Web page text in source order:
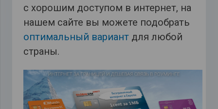
с хорошим доступом в интернет, на
нашем сайте вы можете подобрать
оптимальный вариантдля любой
страны.